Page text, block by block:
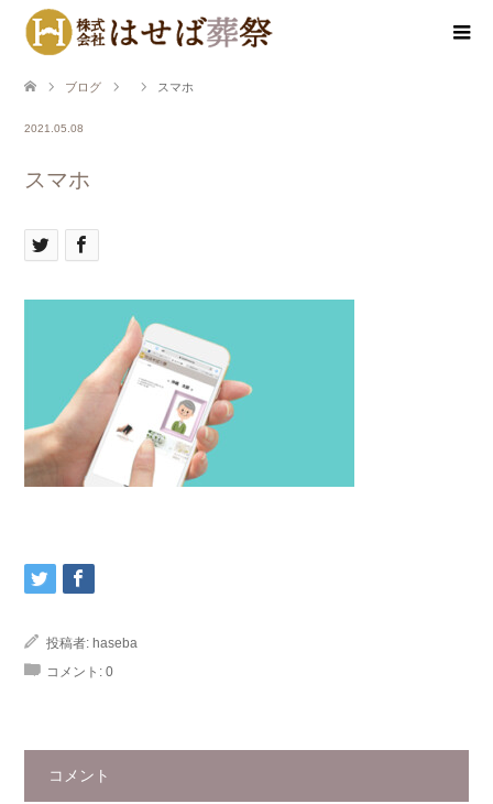
ブログ スマホ
2021.05.08
スマホ
投稿者: haseba
コメント: 0
コメント